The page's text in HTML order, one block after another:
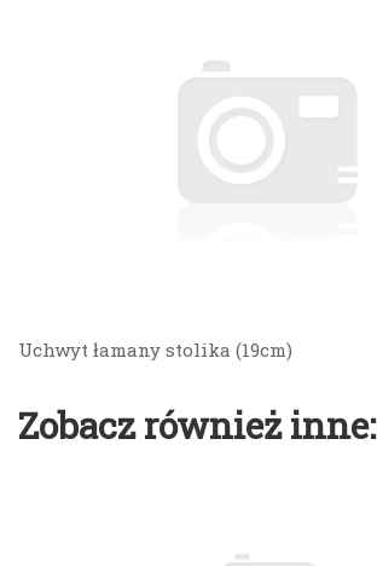
Uchwyt łamany stolika (19cm)
Zobacz również inne: